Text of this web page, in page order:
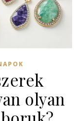
olyan